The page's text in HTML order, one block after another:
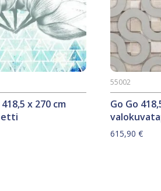
x 270 cm
Go Go
55002
615,90€